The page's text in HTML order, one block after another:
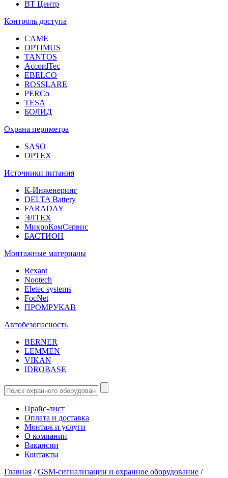
ВТ Центр
Контроль доступа
CAME
OPTIMUS
TANTOS
AccordTec
EBELCO
ROSSLARE
PERCo
TESA
БОЛИД
Охрана периметра
SASO
OPTEX
Источники питания
К-Инженеринг
DELTA Battery
FARADAY
ЭЛТЕХ
МикроКомСервис
БАСТИОН
Монтажные материалы
Rexant
Nootech
Eletec systems
FocNet
ПРОМРУКАВ
Автобезопасность
BERNER
LEMMEN
VIKAN
IDROBASE
Прайс-лист
Оплата и доставка
Монтаж и услуги
О компании
Вакансии
Контакты
Главная /GSM-сигнализации и охранное оборудование /